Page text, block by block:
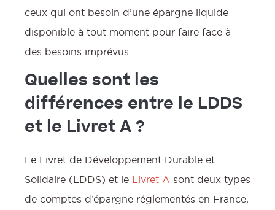
ceux qui ont besoin d’une épargne liquide
disponible à tout moment pour faire face à
des besoins imprévus.
Quelles sont les
différences entre le LDDS
et le Livret A ?
Le Livret de Développement Durable et
Solidaire (LDDS) et le Livret A sont deux types
de comptes d’épargne réglementés en France,